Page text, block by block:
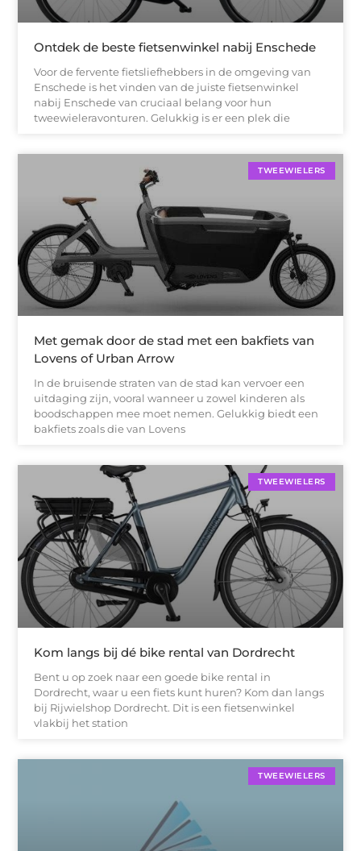
Ontdek de beste fietsenwinkel nabij Enschede
Voor de fervente fietsliefhebbers in de omgeving van
Enschede is het vinden van de juiste fietsenwinkel
nabij Enschede van cruciaal belang voor hun
tweewieleravonturen. Gelukkig is er een plek die
TWEEWIELERS
Met gemak door de stad met een bakfiets van
Lovens of Urban Arrow
In de bruisende straten van de stad kan vervoer een
uitdaging zijn, vooral wanneer u zowel kinderen als
boodschappen mee moet nemen. Gelukkig biedt een
bakfiets zoals die van Lovens
TWEEWIELERS
Kom langs bij dé bike rental van Dordrecht
Bent u op zoek naar een goede bike rental in
Dordrecht, waar u een fiets kunt huren? Kom dan langs
bij Rijwielshop Dordrecht. Dit is een fietsenwinkel
vlakbij het station
TWEEWIELERS